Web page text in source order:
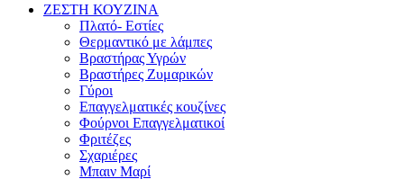
ΖΕΣΤΗ ΚΟΥΖΙΝΑ
Πλατό- Εστίες
Θερμαντικό με λάμπες
Βραστήρας Υγρών
Βραστήρες Ζυμαρικών
Γύροι
Επαγγελματικές κουζίνες
Φούρνοι Επαγγελματικοί
Φριτέζες
Σχαριέρες
Μπαιν Μαρί